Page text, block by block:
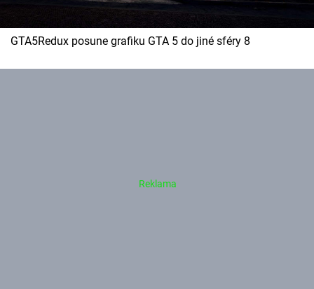
GTA5Redux posune grafiku GTA 5 do jiné sféry 8